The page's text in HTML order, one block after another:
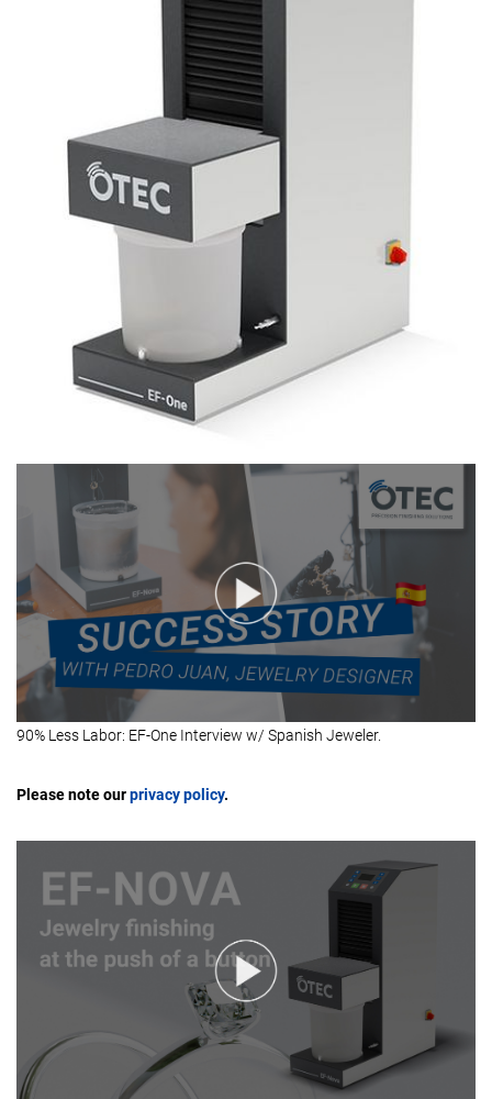
90% Less Labor: EF-One Interview w/ Spanish Jeweler.
Please note ourprivacy policy.